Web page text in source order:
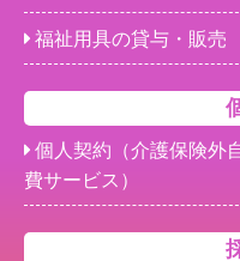
福祉用具の貸与・販売
個人契約（介護保険外
費サービス）